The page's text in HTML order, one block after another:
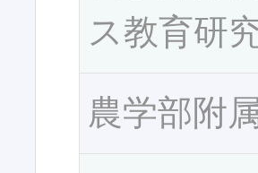
ス教育研
農学部附